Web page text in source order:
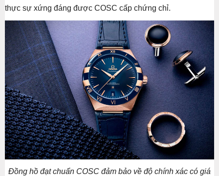
thực sự xứng đáng được COSC cấp chứng chỉ.
Đồng hồ đạt chuẩn COSC đảm bảo về độ chính xác có giá